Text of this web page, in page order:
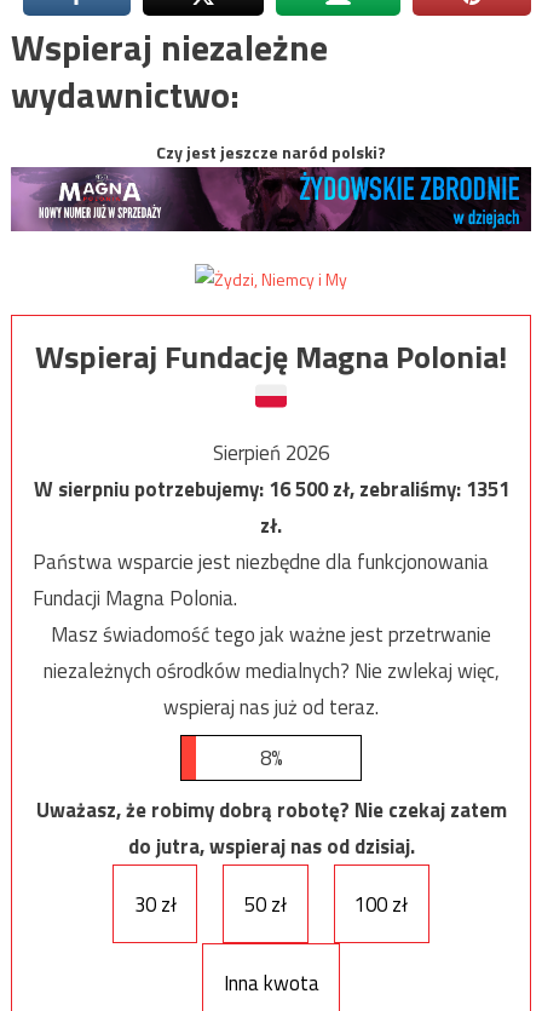
Wspieraj niezależne
wydawnictwo:
Czy jest jeszcze naród polski?
Wspieraj Fundację Magna Polonia!
Sierpień 2026
W sierpniu potrzebujemy:16 500zł, zebraliśmy:1351
zł.
Państwa wsparcie jest niezbędne dla funkcjonowania
Fundacji Magna Polonia.
Masz świadomość tego jak ważne jest przetrwanie
niezależnych ośrodków medialnych? Nie zwlekaj więc,
wspieraj nas już od teraz.
8%
Uważasz, że robimy dobrą robotę? Nie czekaj zatem
do jutra, wspieraj nas od dzisiaj.
30 zł
50 zł 100 zł
Inna kwota